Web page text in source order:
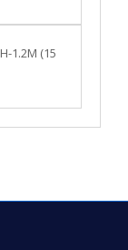
1.2М (15